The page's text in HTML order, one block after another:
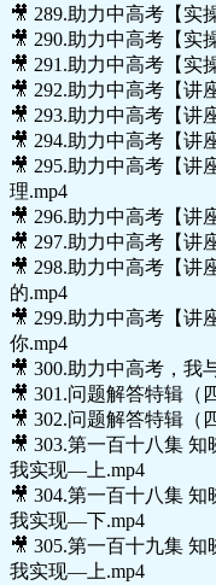
🎥 289.助力中高考【实
🎥 290.助力中高考【实
🎥 291.助力中高考【实
🎥 292.助力中高考【讲
🎥 293.助力中高考【讲
🎥 294.助力中高考【讲
🎥 295.助力中高考【讲
理.mp4
🎥 296.助力中高考【讲
🎥 297.助力中高考【讲
🎥 298.助力中高考【讲
的.mp4
🎥 299.助力中高考【讲
你.mp4
🎥 300.助力中高考，我
🎥 301.问题解答特辑（
🎥 302.问题解答特辑（
🎥 303.第一百十八集
我实现—上.mp4
🎥 304.第一百十八集
我实现—下.mp4
🎥 305.第一百十九集
我实现—上.mp4